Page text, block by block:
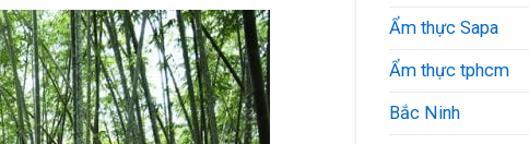
Ẩm thực Sapa
Ẩm thực tphcm
Bắc Ninh